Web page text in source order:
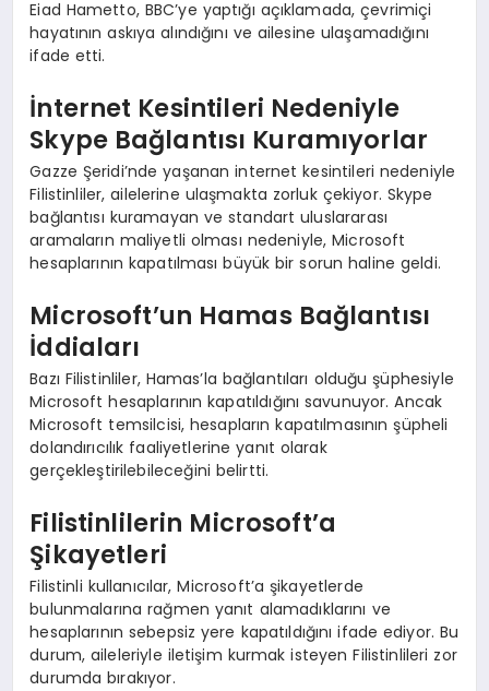
Eiad Hametto, BBC’ye yaptığı açıklamada, çevrimiçi
hayatının askıya alındığını ve ailesine ulaşamadığını
ifade etti.
İnternet Kesintileri Nedeniyle
Skype Bağlantısı Kuramıyorlar
Gazze Şeridi’nde yaşanan internet kesintileri nedeniyle
Filistinliler, ailelerine ulaşmakta zorluk çekiyor. Skype
bağlantısı kuramayan ve standart uluslararası
aramaların maliyetli olması nedeniyle, Microsoft
hesaplarının kapatılması büyük bir sorun haline geldi.
Microsoft’un Hamas Bağlantısı
İddiaları
Bazı Filistinliler, Hamas’la bağlantıları olduğu şüphesiyle
Microsoft hesaplarının kapatıldığını savunuyor. Ancak
Microsoft temsilcisi, hesapların kapatılmasının şüpheli
dolandırıcılık faaliyetlerine yanıt olarak
gerçekleştirilebileceğini belirtti.
Filistinlilerin Microsoft’a
Şikayetleri
Filistinli kullanıcılar, Microsoft’a şikayetlerde
bulunmalarına rağmen yanıt alamadıklarını ve
hesaplarının sebepsiz yere kapatıldığını ifade ediyor. Bu
durum, aileleriyle iletişim kurmak isteyen Filistinlileri zor
durumda bırakıyor.